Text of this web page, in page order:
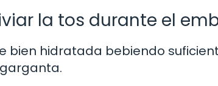
la tos durante el
bien hidratada bebiendo